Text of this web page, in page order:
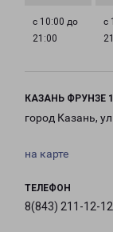
с 10:00 до
21:00
с
КАЗАНЬ ФРУНЗЕ
город Казань,
на карте
ТЕЛЕФОН
8(843) 211-12-12